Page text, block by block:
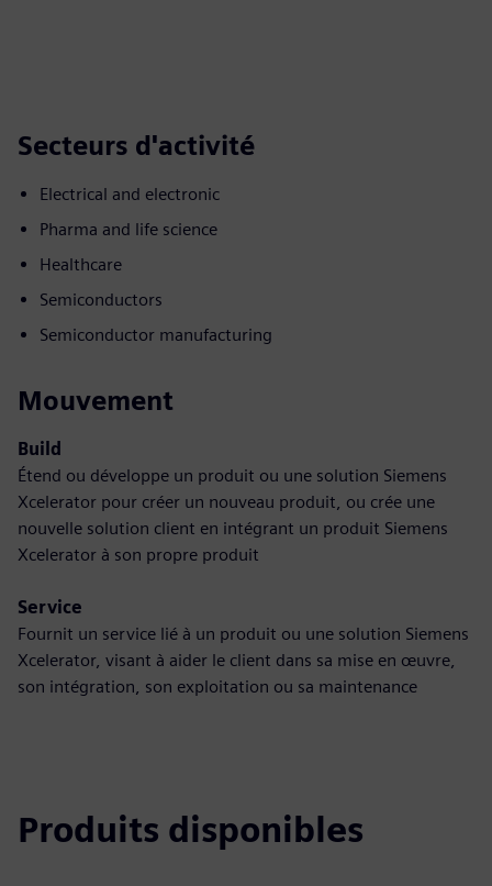
Secteurs d'activité
Electrical and electronic
Pharma and life science
Healthcare
Semiconductors
Semiconductor manufacturing
Mouvement
Build
Étend ou développe un produit ou une solution Siemens
Xcelerator pour créer un nouveau produit, ou crée une
nouvelle solution client en intégrant un produit Siemens
Xcelerator à son propre produit
Service
Fournit un service lié à un produit ou une solution Siemens
Xcelerator, visant à aider le client dans sa mise en œuvre,
son intégration, son exploitation ou sa maintenance
Produits disponibles